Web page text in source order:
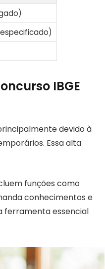
IBGE
devido à
Essa alta
funções como
conhecimentos e
ferramenta essencial